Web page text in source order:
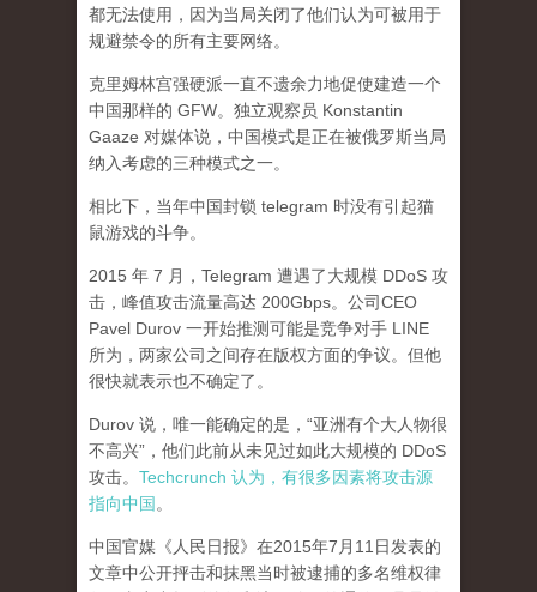
都无法使用，因为当局关闭了他们认为可被用于
规避禁令的所有主要网络。
克里姆林宫强硬派一直不遗余力地促使建造一个
中国那样的 GFW。独立观察员 Konstantin
Gaaze 对媒体说，中国模式是正在被俄罗斯当局
纳入考虑的三种模式之一。
相比下，当年中国封锁 telegram 时没有引起猫
鼠游戏的斗争。
2015 年 7 月，Telegram 遭遇了大规模 DDoS 攻
击，峰值攻击流量高达 200Gbps。公司CEO
Pavel Durov 一开始推测可能是竞争对手 LINE
所为，两家公司之间存在版权方面的争议。但他
很快就表示也不确定了。
Durov 说，唯一能确定的是，“亚洲有个大人物很
不高兴”，他们此前从未见过如此大规模的 DDoS
攻击。 Techcrunch 认为，有很多因素将攻击源
指向中国 。
中国官媒《人民日报》在2015年7月11日发表的
文章中公开抨击和抹黑当时被逮捕的多名维权律